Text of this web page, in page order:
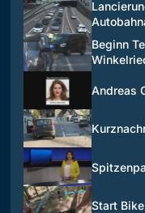
Beginn
Andreas
Start